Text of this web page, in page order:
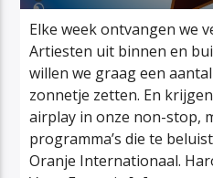
Elke week ontvangen we
Artiesten uit binnen en
willen we graag een
zonnetje zetten. En
airplay in onze non-stop,
programma’s die te
Oranje Internationaal.